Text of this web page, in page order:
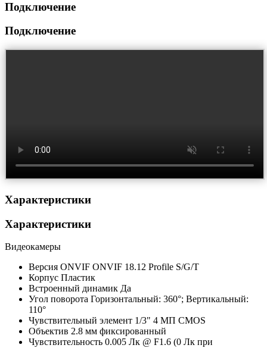
Подключение
Подключение
Характеристики
Характеристики
Видеокамеры
Версия ONVIF ONVIF 18.12 Profile S/G/T
Корпус Пластик
Встроенный динамик Да
Угол поворота Горизонтальный: 360°; Вертикальный:
110°
Чувствительный элемент 1/3" 4 МП CMOS
Объектив 2.8 мм фиксированный
Чувствительность 0.005 Лк @ F1.6 (0 Лк при